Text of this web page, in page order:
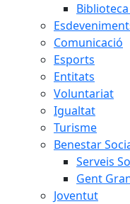
Comunicació
Esports
Entitats
Voluntariat
Igualtat
Turisme
Benestar
Serveis
Gent
Joventut